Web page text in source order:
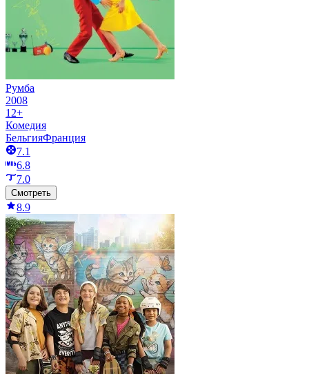
Румба
2008
12+
Комедия
БельгияФранция
7.1
6.8
7.0
Смотреть
8.9